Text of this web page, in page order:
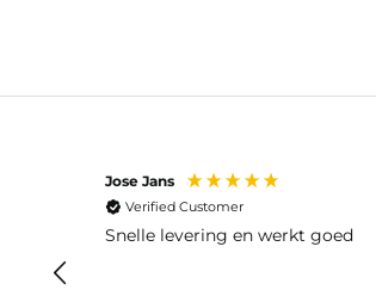
Jose Jans
Verified Customer
Snelle levering en werkt goed